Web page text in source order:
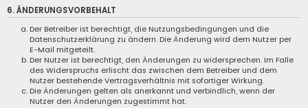
6. ÄNDERUNGSVORBEHALT
Der Betreiber ist berechtigt, die Nutzungsbedingungen und die
Datenschutzerklärung zu ändern. Die Änderung wird dem Nutzer per
E-Mail mitgeteilt.
Der Nutzer ist berechtigt, den Änderungen zu widersprechen. Im Falle
des Widerspruchs erlischt das zwischen dem Betreiber und dem
Nutzer bestehende Vertragsverhältnis mit sofortiger Wirkung.
Die Änderungen gelten als anerkannt und verbindlich, wenn der
Nutzer den Änderungen zugestimmt hat.